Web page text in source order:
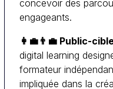
concevoir des
engageants.
👩‍💼👨‍💼 Public-
digital learning
formateur
impliquée dans la
pour
: vidéos,
quiz,
: micro-learning,